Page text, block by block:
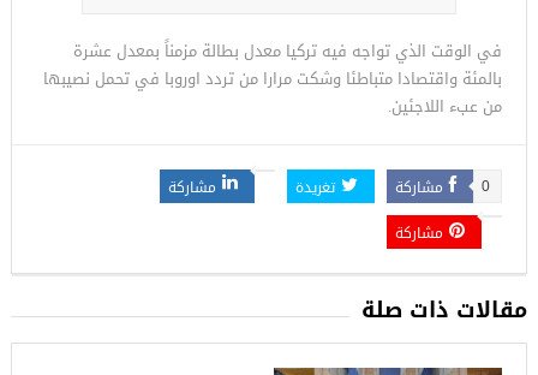
في الوقت الذي تواجه فيه تركيا معدل بطالة مزمناً بمعدل عشرة
بالمئة واقتصادا متباطئا وشكت مرارا من تردد اوروبا في تحمل نصيبها
من عبء اللاجئين.
مشاركة 0 تغريدة
مشاركة
مشاركة
مقالات ذات صلة